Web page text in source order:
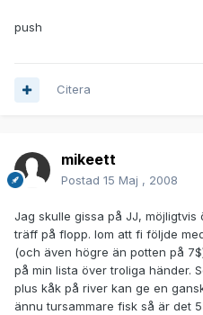
push
Citera
mikeett
Postad 15 Maj , 2008
Jag skulle gissa på JJ,
träff på flopp. Iom att fi följde
(och även högre än potten på
på min lista över troliga händer.
plus kåk på river kan ge en
ännu tursammare fisk så är det